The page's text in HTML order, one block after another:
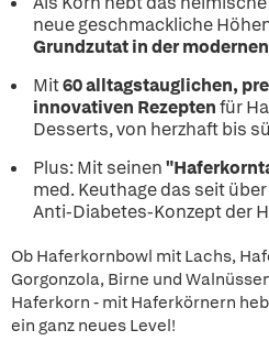
neue geschmackliche
Grundzutat in der
Mit60 alltagstauglichen,
innovativen Rezeptenfür
Desserts, von herzhaft bis
Plus: Mit seinen
med. Keuthage das seit
Anti-Diabetes-Konzept der
Ob Haferkornbowl mit Lachs,
Gorgonzola, Birne und
Haferkorn - mit Haferkörnern
ein ganz neues Level!